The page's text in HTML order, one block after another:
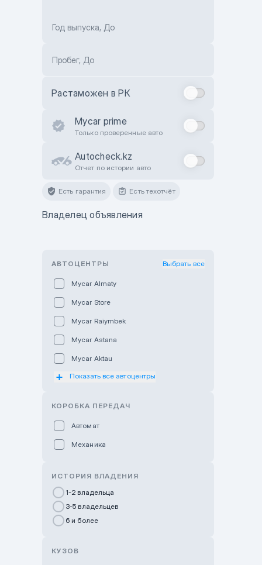
Год выпуска, До
Пробег, До
Растаможен в РК
Mycar prime
Только проверенные авто
Autocheck.kz
Отчет по истории авто
Есть гарантия Есть техотчёт
Владелец объявления
АВТОЦЕНТРЫ Выбрать все
Mycar Almaty
Mycar Store
Mycar Raiymbek
Mycar Astana
Mycar Aktau
Mycar Uralsk
GWM Nurly Zhol
Chery Astana
Показать все автоцентры
КОРОБКА ПЕРЕДАЧ
Автомат
Механика
ИСТОРИЯ ВЛАДЕНИЯ
1-2 владельца
3-5 владельцев
6 и более
КУЗОВ